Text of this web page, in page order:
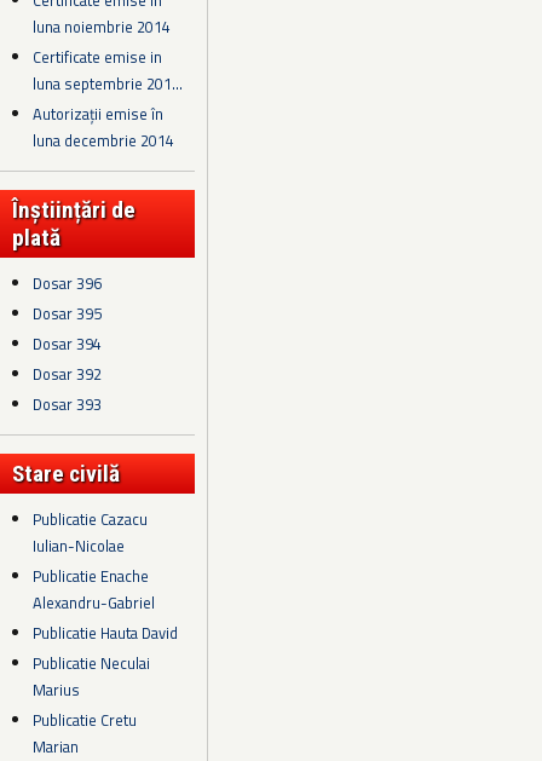
luna noiembrie 2014
Certificate emise in
luna septembrie 201...
Autorizații emise în
luna decembrie 2014
Înștiințări de
plată
Dosar 396
Dosar 395
Dosar 394
Dosar 392
Dosar 393
Stare civilă
Publicatie Cazacu
Iulian-Nicolae
Publicatie Enache
Alexandru-Gabriel
Publicatie Hauta David
Publicatie Neculai
Marius
Publicatie Cretu
Marian